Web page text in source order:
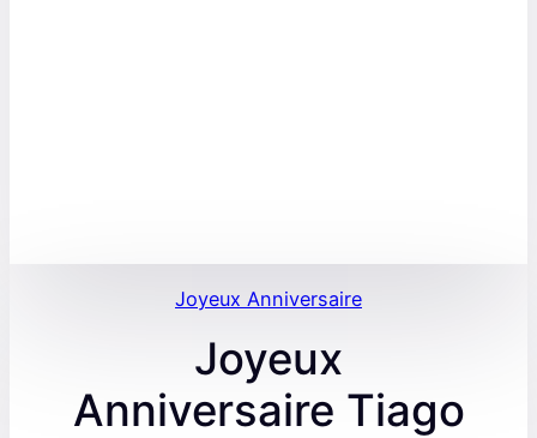
Joyeux Anniversaire
Joyeux
Anniversaire Tiago